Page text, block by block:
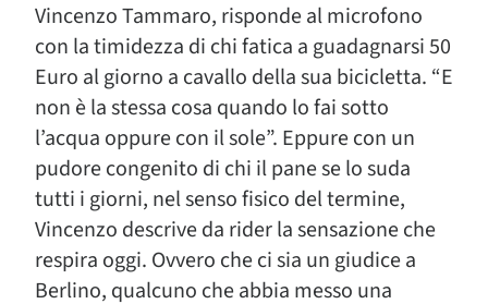
Vincenzo Tammaro, risponde al microfono
con la timidezza di chi fatica a guadagnarsi 50
Euro al giorno a cavallo della sua bicicletta. “E
non è la stessa cosa quando lo fai sotto
l’acqua oppure con il sole”. Eppure con un
pudore congenito di chi il pane se lo suda
tutti i giorni, nel senso fisico del termine,
Vincenzo descrive da rider la sensazione che
respira oggi. Ovvero che ci sia un giudice a
Berlino, qualcuno che abbia messo una